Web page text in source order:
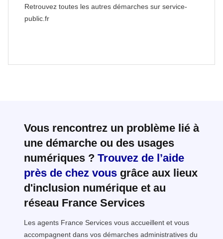
Retrouvez toutes les autres démarches sur service-
public.fr
Vous rencontrez un problème lié à
une démarche ou des usages
numériques ? Trouvez de l’aide
près de chez vous grâce aux lieux
d'inclusion numérique et au
réseau France Services
Les agents France Services vous accueillent et vous
accompagnent dans vos démarches administratives du